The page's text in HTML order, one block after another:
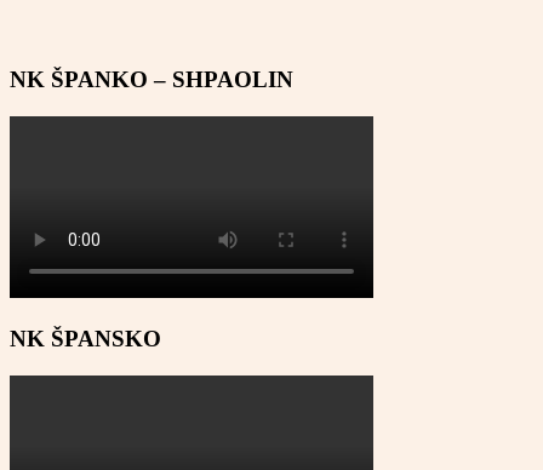
NK ŠPANKO – SHPAOLIN
NK ŠPANSKO